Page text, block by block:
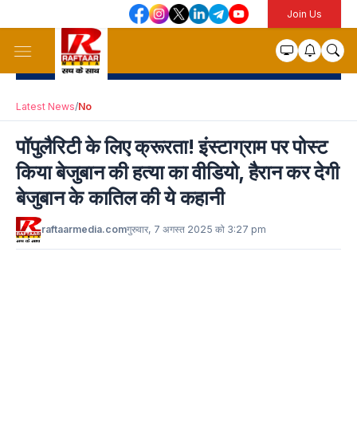
Join Us
Latest News/No
पॉपुलैरिटी के लिए क्रूरता! इंस्टाग्राम पर पोस्ट
किया बेजुबान की हत्या का वीडियो, हैरान कर देगी
बेजुबान के कातिल की ये कहानी
raftaarmedia.comगुरुवार, 7 अगस्त 2025 को 3:27 pm